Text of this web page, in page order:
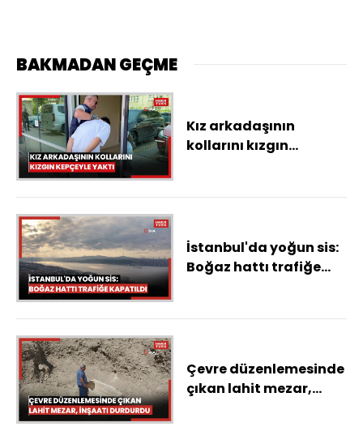
BAKMADAN GEÇME
Kız arkadaşının
kollarını kızgın
İstanbul'da yoğun sis:
Boğaz hattı trafiğe
Çevre düzenlemesinde
çıkan lahit mezar,